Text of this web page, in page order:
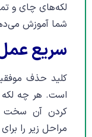
لکه‌های چای و
شما آموزش
سریع
کلید حذف
است. هر چه لکه
کردن آن سخت
مراحل زیر را